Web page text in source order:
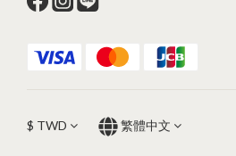
$ TWD 繁體中文